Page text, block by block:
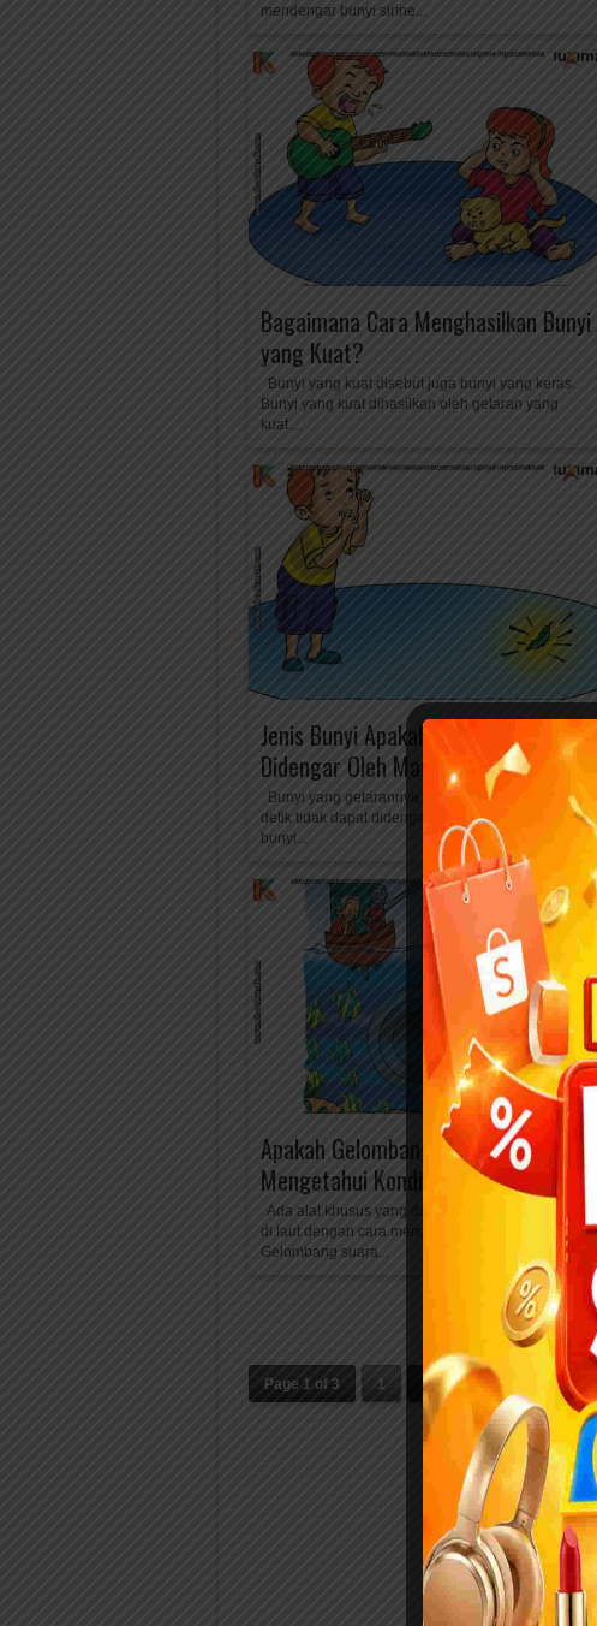
mendengar bunyi sirine...
Bagaimana Cara Menghasilkan Bunyi
yang Kuat?
Bunyi yang kuat disebut juga bunyi yang keras.
Bunyi yang kuat dihasilkan oleh getaran yang
kuat....
Jenis Bunyi Apakah yang Tidak Bisa
Didengar Oleh Manusia?
Bunyi yang getarannya kurang dari 20 getaran per
detik tidak dapat didengar manusia. Begitu pula
bunyi...
Apakah Gelombang Suara Bisa
Mengetahui Kondisi di dalam Laut?
Ada alat khusus yang dapat mengetahui keadaan
di laut dengan cara mengirim gelombang suara.
Gelombang suara...
Page 1 of 3 1 2 3